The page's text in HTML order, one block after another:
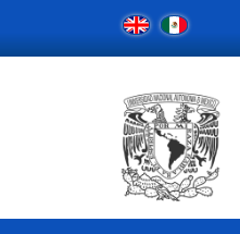
Contenido